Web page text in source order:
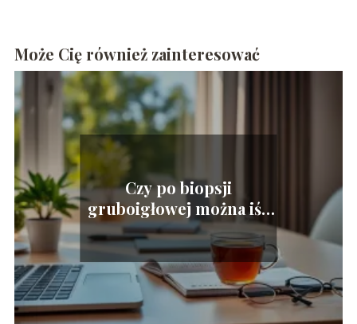
Może Cię również zainteresować
Czy po biopsji
gruboigłowej można iść
do pracy?